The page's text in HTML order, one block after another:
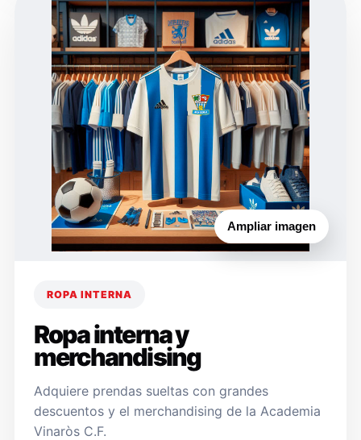
Ampliar imagen
ROPA INTERNA
Ropa interna y
merchandising
Adquiere prendas sueltas con grandes
descuentos y el merchandising de la Academia
Vinaròs C.F.